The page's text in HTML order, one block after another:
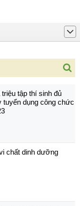
tập thí sinh đủ
tuyển dụng công chức
chất dinh dưỡng